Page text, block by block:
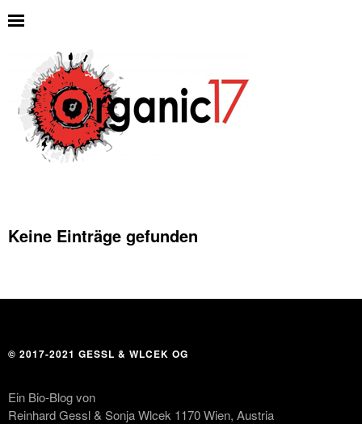
Keine Einträge gefunden
© 2017-2021 GESSL & WLCEK OG
Ein Bio-Blog von
Reinhard Gessl & Sonja Wlcek 1170 Wien, Austria